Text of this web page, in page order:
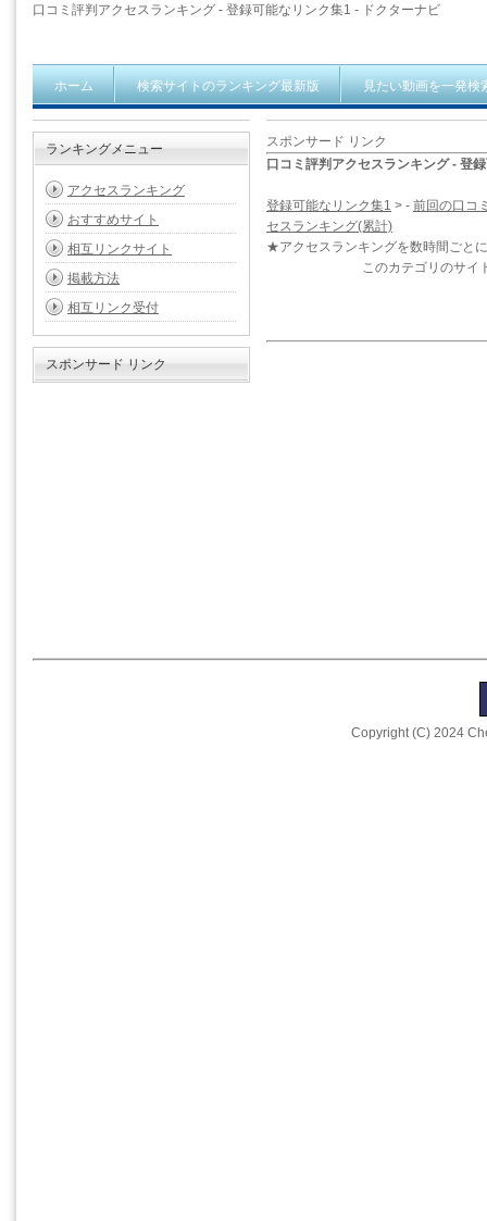
口コミ評判アクセスランキング - 登録可能なリンク集1 - ドクターナビ
ホーム 検索サイトのランキング最新版 見たい動画を一発検
スポンサード リンク
口コミ評判アクセスランキング - 登
登録可能なリンク集1 > - 前回の口コ
セスランキング(累計)
★アクセスランキングを数時間ごと
このカテゴリのサイ
ランキングメニュー
アクセスランキング
おすすめサイト
相互リンクサイト
掲載方法
相互リンク受付
スポンサード リンク
Copyright (C) 2024